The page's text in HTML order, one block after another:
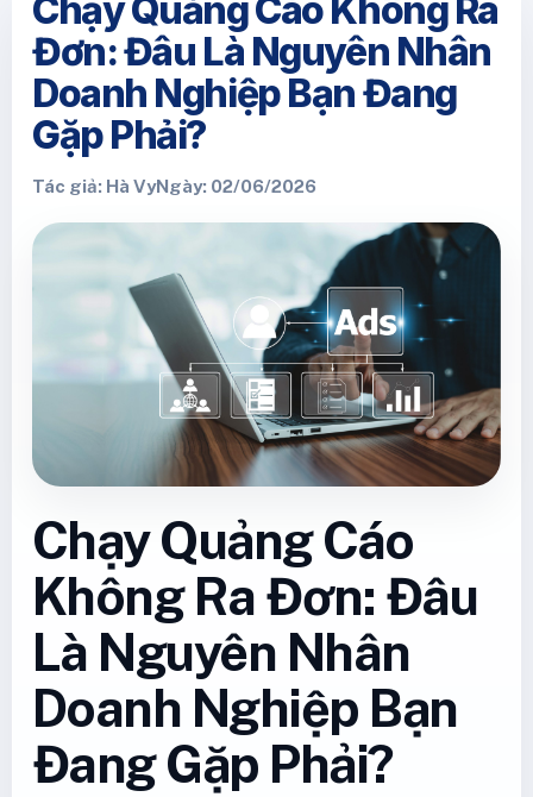
Chạy Quảng Cáo Không Ra
Đơn: Đâu Là Nguyên Nhân
Doanh Nghiệp Bạn Đang
Gặp Phải?
Tác giả: Hà VyNgày: 02/06/2026
Chạy Quảng Cáo
Không Ra Đơn: Đâu
Là Nguyên Nhân
Doanh Nghiệp Bạn
Đang Gặp Phải?